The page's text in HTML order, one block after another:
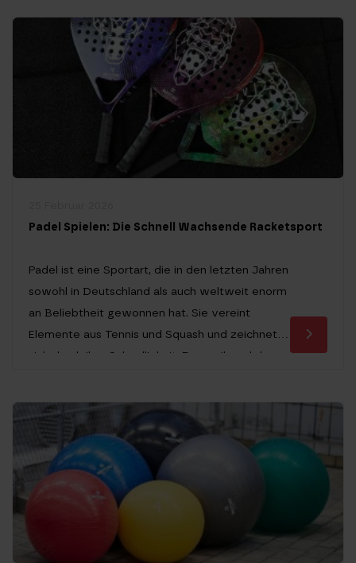
technischen Begriffe wie 3K Carbon, Sweet
Spot oder […]
Padel Spielen: Die Schnell Wachsende Racketsport
Padel ist eine Sportart, die in den letzten Jahren
sowohl in Deutschland als auch weltweit enorm
an Beliebtheit gewonnen hat. Sie vereint
Elemente aus Tennis und Squash und zeichnet
sich durch ihre Schnelligkeit, Dynamik und den
spannende Racketsportart suchen, bietet padel
spielen ein einzigartiges […]